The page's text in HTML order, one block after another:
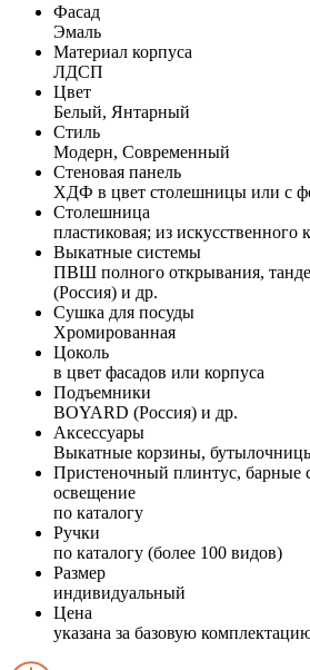
Фасад
Эмаль
Материал корпуса
ЛДСП
Цвет
Белый, Янтарный
Стиль
Модерн, Современный
Стеновая панель
ХДФ в цвет столешницы или с
Столешница
пластиковая; из искусственного
Выкатные системы
ПВШ полного открывания,
(Россия) и др.
Сушка для посуды
Хромированная
Цоколь
в цвет фасадов или корпуса
Подъемники
BOYARD (Россия) и др.
Аксессуары
Выкатные корзины,
Пристеночный плинтус, барные
освещение
по каталогу
Ручки
по каталогу (более 100 видов)
Размер
индивидуальный
Цена
указана за базовую